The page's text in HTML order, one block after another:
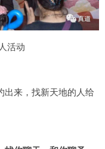
活动
出来，找新天地的人给